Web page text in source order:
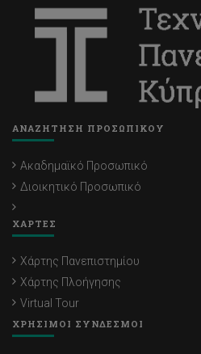
ΑΝΑΖΗΤΗΣΗ ΠΡΟΣΩΠΙΚΟΥ
Ακαδημαϊκό Προσωπικό
Διοικητικό Προσωπικό
ΧΑΡΤΕΣ
Χάρτης Πανεπιστημίου
Χάρτης Πλοήγησης
Virtual Tour
ΧΡΗΣΙΜΟΙ ΣΥΝΔΕΣΜΟΙ